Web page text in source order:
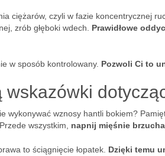
ciężarów, czyli w fazie koncentrycznej
zrób głęboki wdech. Prawidłowe
w sposób kontrolowany. Pozwoli Ci to
wskazówki
wykonywać wznosy hantli bokiem?
wszystkim, napnij mięśnie
to ściągnięcie łopatek. Dzięki temu